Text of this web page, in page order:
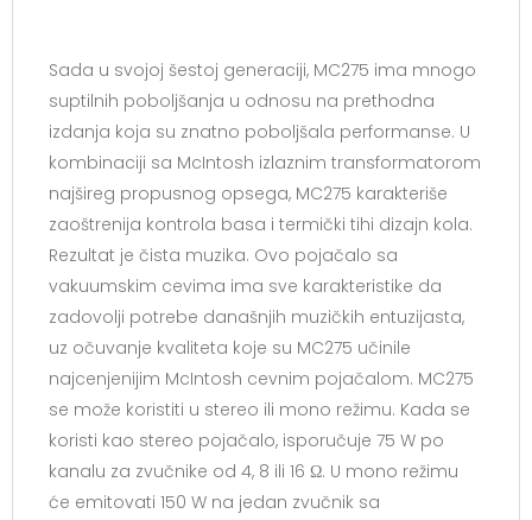
Sada u svojoj šestoj generaciji, MC275 ima mnogo
suptilnih poboljšanja u odnosu na prethodna
izdanja koja su znatno poboljšala performanse. U
kombinaciji sa McIntosh izlaznim transformatorom
najšireg propusnog opsega, MC275 karakteriše
zaoštrenija kontrola basa i termički tihi dizajn kola.
Rezultat je čista muzika. Ovo pojačalo sa
vakuumskim cevima ima sve karakteristike da
zadovolji potrebe današnjih muzičkih entuzijasta,
uz očuvanje kvaliteta koje su MC275 učinile
najcenjenijim McIntosh cevnim pojačalom. MC275
se može koristiti u stereo ili mono režimu. Kada se
koristi kao stereo pojačalo, isporučuje 75 W po
kanalu za zvučnike od 4, 8 ili 16 Ω. U mono režimu
će emitovati 150 W na jedan zvučnik sa